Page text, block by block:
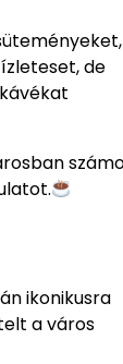
de
ikonikusra
a város